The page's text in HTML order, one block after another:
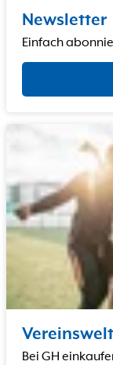
Newsletter
Einfach
Vereinswelt
Bei GH